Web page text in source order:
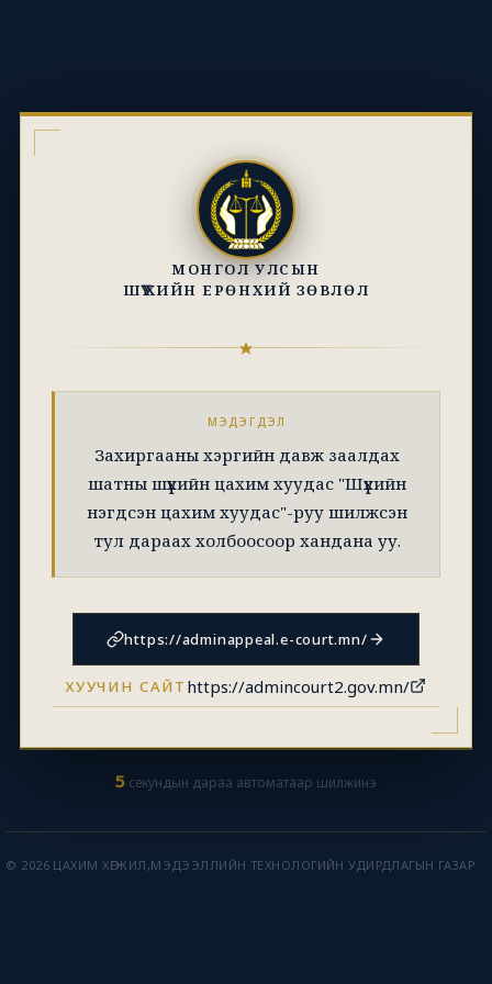
МОНГОЛ УЛСЫН
ШҮҮХИЙН ЕРӨНХИЙ ЗӨВЛӨЛ
МЭДЭГДЭЛ
Захиргааны хэргийн давж заалдах
шатны шүүхийн цахим хуудас "Шүүхийн
нэгдсэн цахим хуудас"-руу шилжсэн
тул дараах холбоосоор хандана уу.
https://adminappeal.e-court.mn/
ХУУЧИН САЙТ https://admincourt2.gov.mn/
5 секундын дараа автоматаар шилжинэ
© 2026 ЦАХИМ ХӨГЖИЛ,МЭДЭЭЛЛИЙН ТЕХНОЛОГИЙН УДИРДЛАГЫН ГАЗАР